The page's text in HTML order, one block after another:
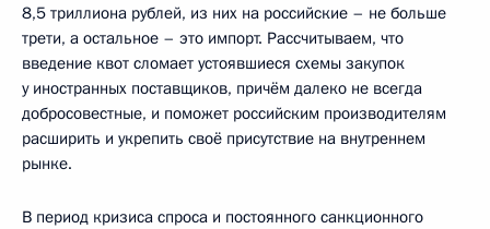
8,5 триллиона рублей, из них на российские – не больше
трети, а остальное – это импорт. Рассчитываем, что
введение квот сломает устоявшиеся схемы закупок
у иностранных поставщиков, причём далеко не всегда
добросовестные, и поможет российским производителям
расширить и укрепить своё присутствие на внутреннем
рынке.
В период кризиса спроса и постоянного санкционного